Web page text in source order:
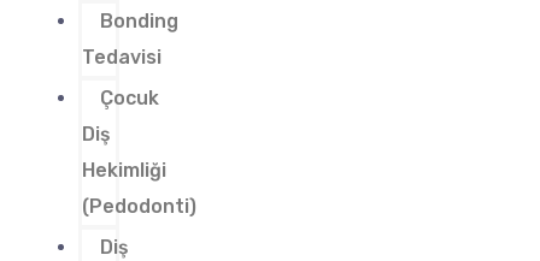
Bonding
Tedavisi
Çocuk
Diş
Hekimliği
(Pedodonti)
Diş